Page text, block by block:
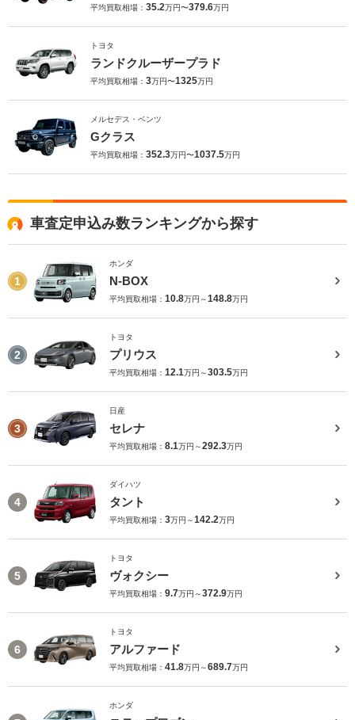
平均買取相場： 35.2万円〜379.6万円
トヨタ
ランドクルーザープラド
平均買取相場： 3万円〜1325万円
メルセデス・ベンツ
Gクラス
平均買取相場： 352.3万円〜1037.5万円
車査定申込み数ランキングから探す
1
ホンダ
N-BOX
平均買取相場： 10.8万円～148.8万円
2
トヨタ
プリウス
平均買取相場： 12.1万円～303.5万円
3
日産
セレナ
平均買取相場： 8.1万円～292.3万円
4
ダイハツ
タント
平均買取相場： 3万円～142.2万円
5
トヨタ
ヴォクシー
平均買取相場： 9.7万円～372.9万円
6
トヨタ
アルファード
平均買取相場： 41.8万円～689.7万円
ホンダ